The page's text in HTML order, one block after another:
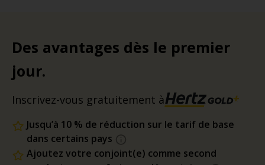
Des avantages dès le premier
jour.
Inscrivez-vous gratuitement à
Jusqu’à 10 % de réduction sur le tarif de base
dans certains pays
Ajoutez votre conjoint(e) comme second